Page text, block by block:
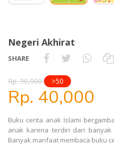
Negeri Akhirat
SHARE
Rp. 90,000 >50
Rp. 40,000
Buku cerita anak Islami
anak karena terdiri dari
Banyak manfaat membaca buku